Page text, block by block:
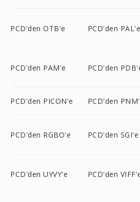
PCD'den OTB'e PCD'den PAL'e
PCD'den PAM'e PCD'den
PCD'den PICON'e PCD'den
PCD'den RGBO'e PCD'den SGI'e
PCD'den UYVY'e PCD'den